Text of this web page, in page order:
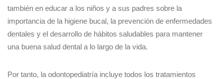
también en educar a los niños y a sus padres sobre la
importancia de la higiene bucal, la prevención de enfermedades
dentales y el desarrollo de hábitos saludables para mantener
una buena salud dental a lo largo de la vida.
Por tanto, la odontopediatría incluye todos los tratamientos